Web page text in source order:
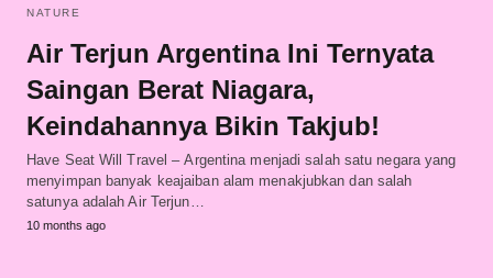
NATURE
Air Terjun Argentina Ini Ternyata
Saingan Berat Niagara,
Keindahannya Bikin Takjub!
Have Seat Will Travel – Argentina menjadi salah satu negara yang
menyimpan banyak keajaiban alam menakjubkan dan salah
satunya adalah Air Terjun…
10 months ago